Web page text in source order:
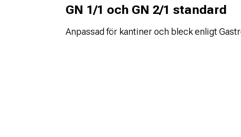
GN 1/1 och GN 2/1 standard
Anpassad för kantiner och bleck enligt